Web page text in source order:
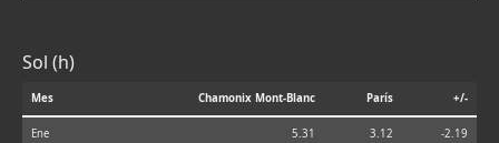
Sol (h)
Mes Chamonix Mont-Blanc París +/-
Ene 5.31 3.12 -2.19